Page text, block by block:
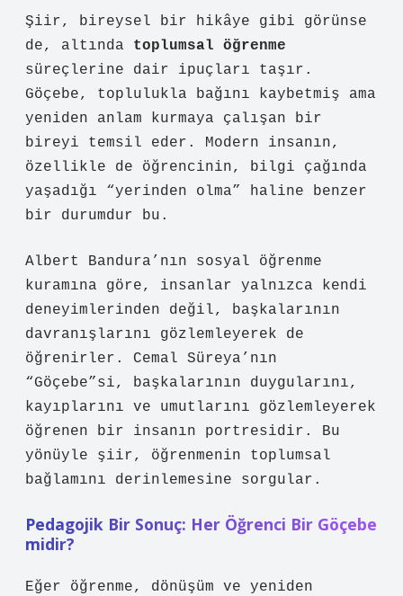
Şiir, bireysel bir hikâye gibi görünse
de, altında toplumsal öğrenme
süreçlerine dair ipuçları taşır.
Göçebe, toplulukla bağını kaybetmiş ama
yeniden anlam kurmaya çalışan bir
bireyi temsil eder. Modern insanın,
özellikle de öğrencinin, bilgi çağında
yaşadığı “yerinden olma” haline benzer
bir durumdur bu.
Albert Bandura’nın sosyal öğrenme
kuramına göre, insanlar yalnızca kendi
deneyimlerinden değil, başkalarının
davranışlarını gözlemleyerek de
öğrenirler. Cemal Süreya’nın
“Göçebe”si, başkalarının duygularını,
kayıplarını ve umutlarını gözlemleyerek
öğrenen bir insanın portresidir. Bu
yönüyle şiir, öğrenmenin toplumsal
bağlamını derinlemesine sorgular.
Pedagojik Bir Sonuç: Her Öğrenci Bir Göçebe
midir?
Eğer öğrenme, dönüşüm ve yeniden